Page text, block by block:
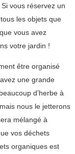
vous réservez un
les objets que
vous avez
votre jardin !
être organisé
une grande
d’herbe à
nous le jetterons
mélangé à
vos déchets
organiques est